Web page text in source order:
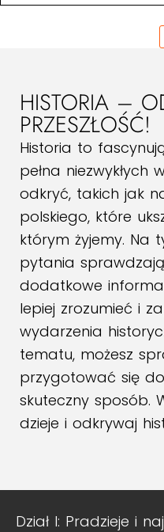
HISTORIA –
PRZESZŁOŚĆ!
Historia to
pełna niezwykłych
odkryć, takich jak
polskiego, które
którym żyjemy. Na
pytania
dodatkowe
lepiej zrozumieć i
wydarzenia
tematu, możesz
przygotować się
skuteczny sposób.
dzieje i odkrywaj
Dział I: Pradzieje i